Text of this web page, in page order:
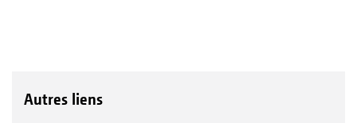
Autres liens